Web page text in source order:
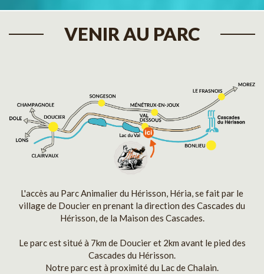
VENIR AU PARC
L'accès au Parc Animalier du Hérisson, Héria, se fait par le
village de Doucier en prenant la direction des Cascades du
Hérisson, de la Maison des Cascades.
Le parc est situé à 7km de Doucier et 2km avant le pied des
Cascades du Hérisson.
Notre parc est à proximité du Lac de Chalain.